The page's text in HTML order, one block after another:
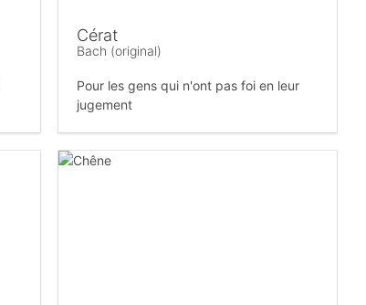
Cérat
Bach (original)
Pour les gens qui n'ont pas foi en leur
jugement